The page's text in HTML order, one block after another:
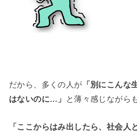
だから、多くの人が 「別にこんな
はないのに…」
と薄々感じながら
「ここからはみ出したら、社会人